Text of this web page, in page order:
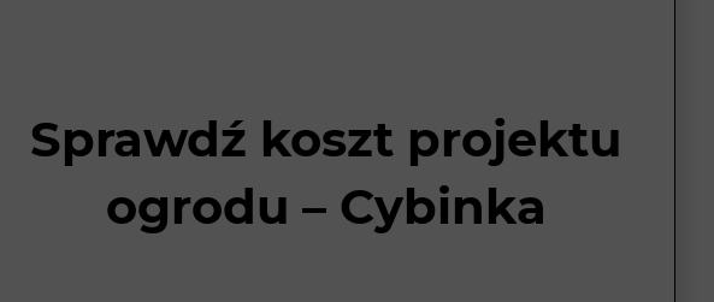
Sprawdź koszt projektu
ogrodu – Cybinka